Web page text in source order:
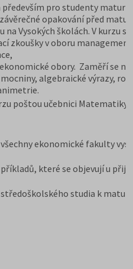
pro studenty
opakování před
Vysokých školách. V kurzu se
zkoušky v oboru
obory. Zaměří se na
algebraické výrazy,
poštou učebnici Matematiky
ekonomické fakulty
které se objevují u
studia k